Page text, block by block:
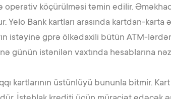
operativ köçürülməsi təmin edilir.
Yelo Bank kartları arasında kartdan-
istəyinə gprə ölkədaxili bütün ATM-
günün istənilən vaxtında hesablarına
kartlarının üstünlüyü bununla bitmir.